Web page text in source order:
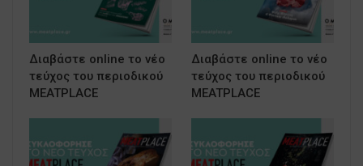
Διαβάστε online το νέο
τεύχος του περιοδικού
MEATPLACE
Διαβάστε online το νέο
τεύχος του περιοδικού
MEATPLACE